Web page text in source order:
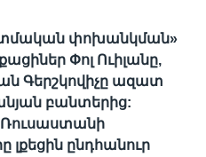
փոխանկման»
Փոլ Ուիլանը,
Գերշկովիչը ազատ
բանտերից:
լքեցին ընդհանուր